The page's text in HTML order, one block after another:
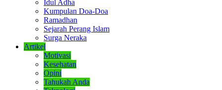
Idul Adha
Kumpulan Doa-Doa
Ramadhan
Sejarah Perang Islam
Surga Neraka
Artikel
Motivasi
Kesehatan
Opini
Tahukah Anda